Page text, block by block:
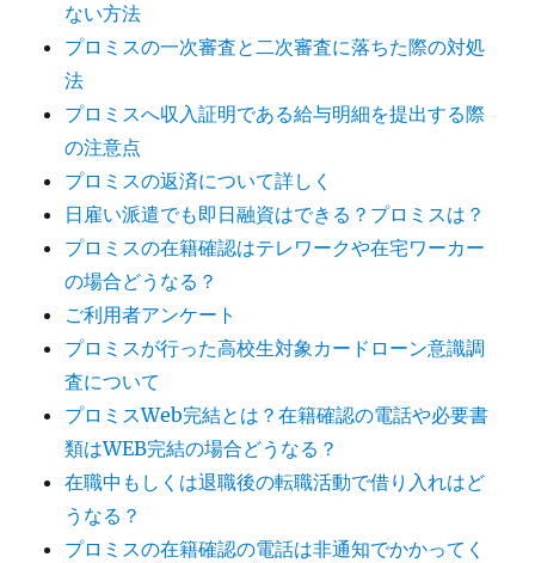
ない方法
プロミスの一次審査と二次審査に落ちた際の対処
法
プロミスへ収入証明である給与明細を提出する際
の注意点
プロミスの返済について詳しく
日雇い派遣でも即日融資はできる？プロミスは？
プロミスの在籍確認はテレワークや在宅ワーカー
の場合どうなる？
ご利用者アンケート
プロミスが行った高校生対象カードローン意識調
査について
プロミスWeb完結とは？在籍確認の電話や必要書
類はWEB完結の場合どうなる？
在職中もしくは退職後の転職活動で借り入れはど
うなる？
プロミスの在籍確認の電話は非通知でかかってく